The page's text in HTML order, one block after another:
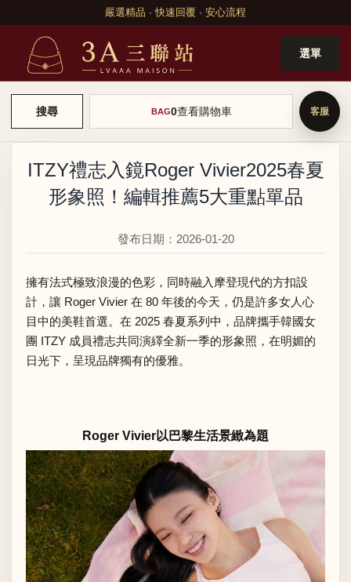
嚴選精品 · 快速回覆 · 安心流程
選單
搜尋 BAG0查看購物車
ITZY禮志入鏡Roger Vivier2025春夏
形象照！編輯推薦5大重點單品
發布日期：2026-01-20
擁有法式極致浪漫的色彩，同時融入摩登現代的方扣設
計，讓 Roger Vivier 在 80 年後的今天，仍是許多女人心
目中的美鞋首選。在 2025 春夏系列中，品牌攜手韓國女
團 ITZY 成員禮志共同演繹全新一季的形象照，在明媚的
日光下，呈現品牌獨有的優雅。
Roger Vivier以巴黎生活景緻為題